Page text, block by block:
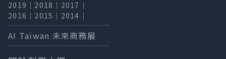
2019 ｜ 2018 ｜ 2017 ｜
2016 ｜ 2015 ｜ 2014 ｜
AI Taiwan 未來商務展